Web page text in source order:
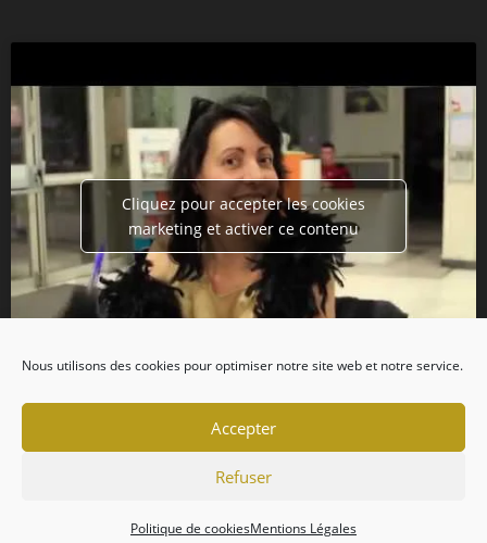
Nous utilisons des cookies pour optimiser notre site web et notre service.
Accepter
Refuser
Politique de cookiesMentions Légales
Cliquez pour accepter les cookies
marketing et activer ce contenu